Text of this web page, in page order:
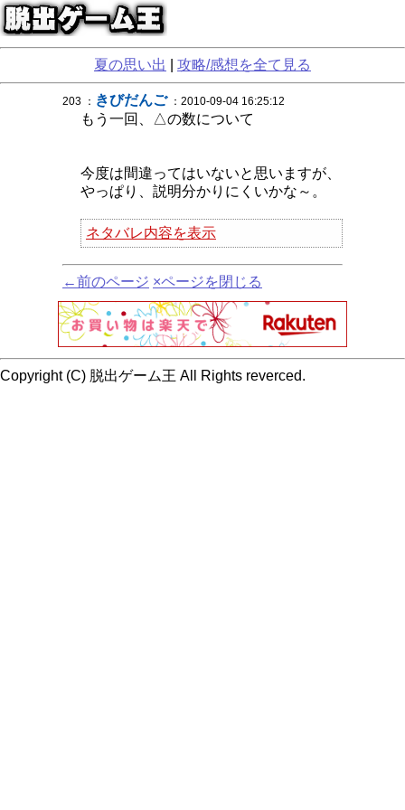
夏の思い出 攻略/感想を全て見る
203 ： きびだんご：2010-09-04 16:25:12
もう一回、△の数について
今度は間違ってはいないと思いますが、
やっぱり、説明分かりにくいかな～。
ネタバレ内容を表示
←前のページ ×ページを閉じる
Copyright (C) 脱出ゲーム王 All Rights reverced.